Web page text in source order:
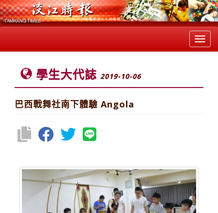
學生大代誌 2019-10-06
巴西戰舞社南下體驗 Angola